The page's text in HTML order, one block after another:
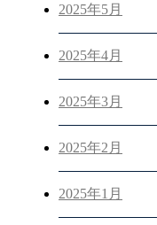
2025年5月
2025年4月
2025年3月
2025年2月
2025年1月